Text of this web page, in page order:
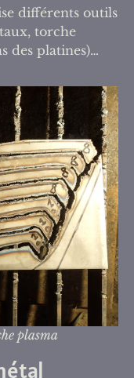
différents outils
torche
des platines)…
plasma